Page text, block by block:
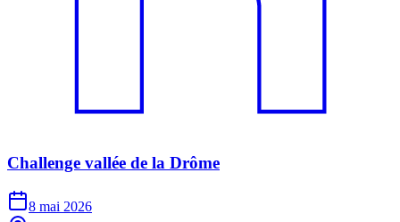
Challenge vallée de la Drôme
8 mai 2026